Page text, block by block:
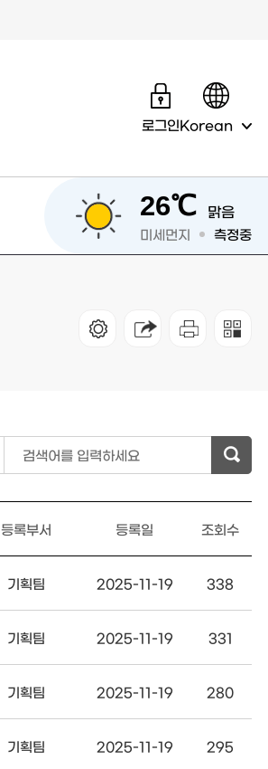
로그인Korean
26℃ 맑음
미세먼지 측정중
검색어를 입력하세요
등록부서 등록일 조회수
기획팀 2025-11-19 338
기획팀 2025-11-19 331
기획팀 2025-11-19 280
기획팀 2025-11-19 295